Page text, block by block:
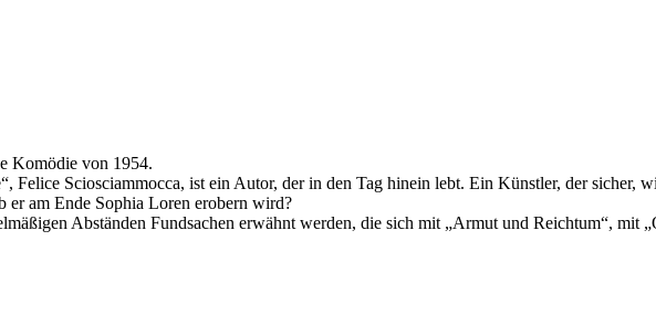
Komödie von 1954.
Sciosciammocca, ist ein Autor, der in den Tag hinein lebt. Ein Künstler, der sicher,
er am Ende Sophia Loren erobern wird?
Abständen Fundsachen erwähnt werden, die sich mit „Armut und Reichtum“, mit